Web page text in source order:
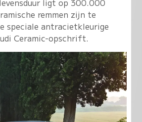
remmen zijn te
speciale antracietkleurige
Ceramic-opschrift.